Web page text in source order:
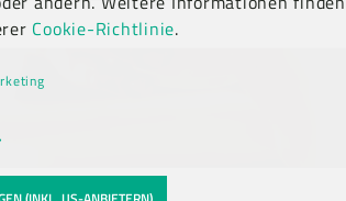
Cookie-Richtlinie.